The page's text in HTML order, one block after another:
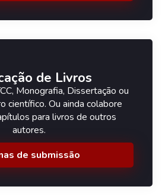
de Livros
Monografia, Dissertação ou
científico. Ou ainda colabore
para livros de outros
autores.
de submissão